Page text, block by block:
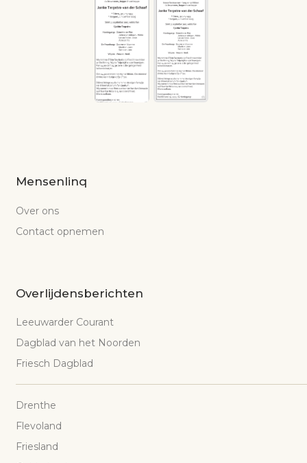
Mensenlinq
Over ons
Contact opnemen
Overlijdensberichten
Leeuwarder Courant
Dagblad van het Noorden
Friesch Dagblad
Drenthe
Flevoland
Friesland